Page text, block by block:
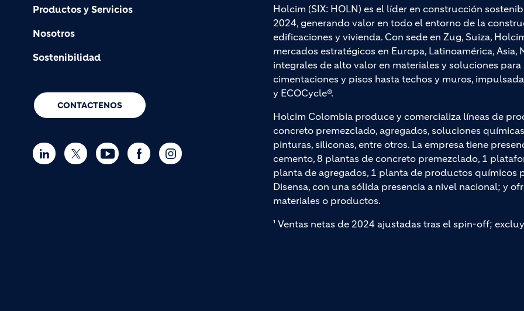
Productos y Servicios
Nosotros
Sostenibilidad
CONTACTENOS
Holcim (SIX: HOLN) es el líder en construcción
2024, generando valor en todo el entorno de la
edificaciones y vivienda. Con sede en Zug, Suiza,
mercados estratégicos en Europa, Latinoamérica,
integrales de alto valor en materiales y soluciones
cimentaciones y pisos hasta techos y muros,
y ECOCycle®.
Holcim Colombia produce y comercializa líneas de
concreto premezclado, agregados, soluciones
pinturas, siliconas, entre otros. La empresa tiene
cemento, 8 plantas de concreto premezclado, 1
planta de agregados, 1 planta de productos químicos
Disensa, con una sólida presencia a nivel nacional; y
materiales o productos.
¹ Ventas netas de 2024 ajustadas tras el spin-off;